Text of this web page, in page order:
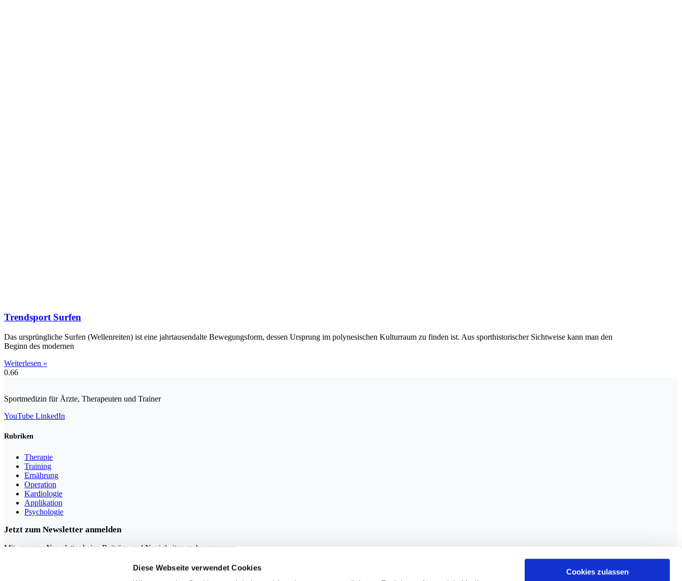
Diese Webseite verwendet Cookies
Cookies zulassen
Trendsport Surfen
Das ursprüngliche Surfen (Wellenreiten) ist eine jahrtausendalte Bewegungsform, dessen Ursprung im polynesischen Kulturraum zu finden ist. Aus sporthistorischer Sichtweise kann man den
Beginn des modernen
Weiterlesen »
Sportmedizin für Ärzte, Therapeuten und Trainer
YouTube LinkedIn
Rubriken
Therapie
Training
Ernährung
Operation
Kardiologie
Applikation
Psychologie
Jetzt zum Newsletter anmelden
Mit unserem Newsletter keine Beiträge und Neuigkeiten mehr verpassen.